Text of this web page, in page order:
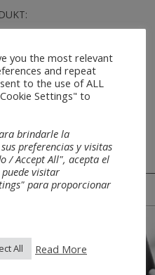
Policy-v14.pdf
you the most relevant
and repeat
to the use of ALL
Settings" to
brindarle la
preferencias y visitas
/ Accept All", acepta el
visitar
para proporcionar
All Read More